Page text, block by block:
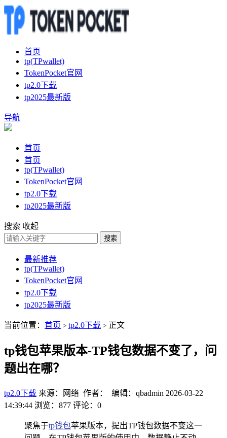
首页
tp(TPwallet)
TokenPocket官网
tp2.0下载
tp2025最新版
导航
首页
首页
tp(TPwallet)
TokenPocket官网
tp2.0下载
tp2025最新版
搜索 收起
搜索
最新推荐
tp(TPwallet)
TokenPocket官网
tp2.0下载
tp2025最新版
当前位置： 首页 > tp2.0下载 > 正文
tp钱包苹果版本-TP钱包数据不变了，问
题出在哪？
tp2.0下载 来源：网络 作者： 编辑：qbadmin 2026-03-22
14:39:44 浏览：877 评论：0
聚焦于tp钱包苹果版本，提出TP钱包数据不变这一